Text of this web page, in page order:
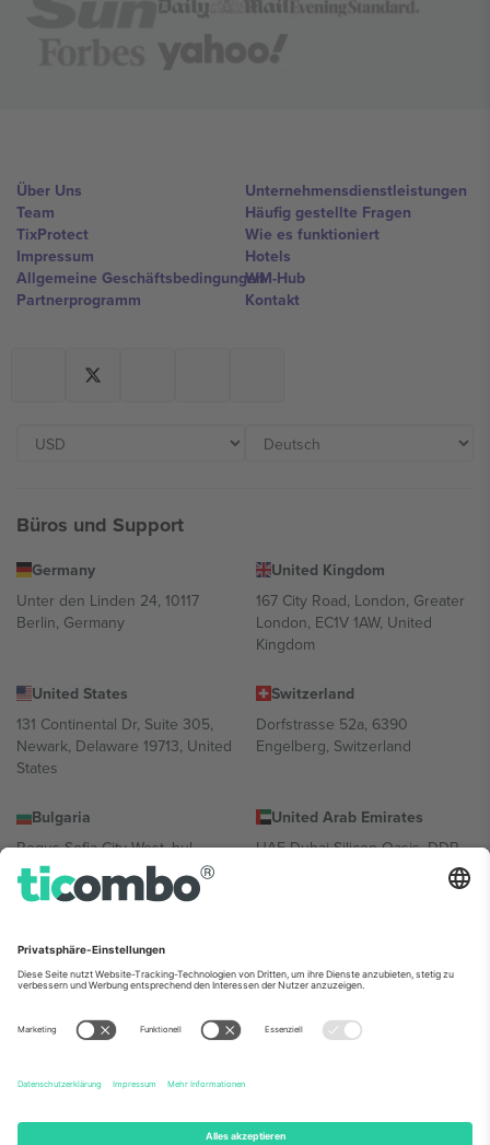
Über Uns
Team
TixProtect
Impressum
Allgemeine Geschäftsbedingungen
Partnerprogramm
Unternehmensdienstleistungen
Häufig gestellte Fragen
Wie es funktioniert
Hotels
WM-Hub
Kontakt
Büros und Support
Germany
Unter den Linden 24, 10117
Berlin, Germany
United Kingdom
167 City Road, London, Greater
London, EC1V 1AW, United
Kingdom
United States
131 Continental Dr, Suite 305,
Newark, Delaware 19713, United
States
Switzerland
Dorfstrasse 52a, 6390
Engelberg, Switzerland
Bulgaria
Regus Sofia City West, bul
Totleben 53-55, 1606 Sofia,
Bulgaria
United Arab Emirates
UAE Dubai Silicon Oasis, DDP
Building A1, Office 302, Dubai,
Mexico
Av Chapultepec 360, Roma
Norte, Cuauhtémoc, 06700
Ciudad de México, CDMX,
Mexico
Die juristische Person des Plattformanbieters kann je nach
Informationen finden Sie auf der jeweiligen Veranstaltungsseite, im